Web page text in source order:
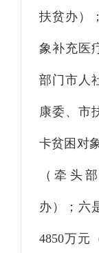
扶贫办）
象补充医
部门市人
康委、市
卡贫困对
（牵头
办）；六
4850万元